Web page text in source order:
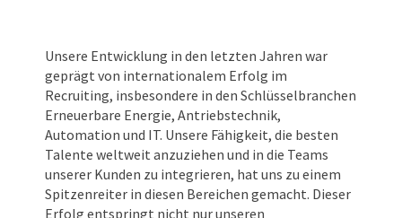
Unsere Entwicklung in den letzten Jahren war
geprägt von internationalem Erfolg im
Recruiting, insbesondere in den Schlüsselbranchen
Erneuerbare Energie, Antriebstechnik,
Automation und IT. Unsere Fähigkeit, die besten
Talente weltweit anzuziehen und in die Teams
unserer Kunden zu integrieren, hat uns zu einem
Spitzenreiter in diesen Bereichen gemacht. Dieser
Erfolg entspringt nicht nur unseren